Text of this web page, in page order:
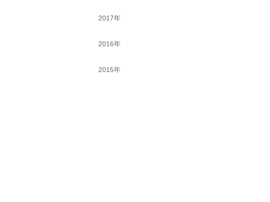
2017年
2016年
2015年